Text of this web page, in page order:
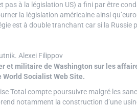
pas à la législation US) a fini par être
la législation américaine ainsi
est à double tranchant car si la Russie
Alexei Filippov
et militaire de Washington sur les
World Socialist Web Site.
Total compte poursuivre malgré les
notamment la construction d’une